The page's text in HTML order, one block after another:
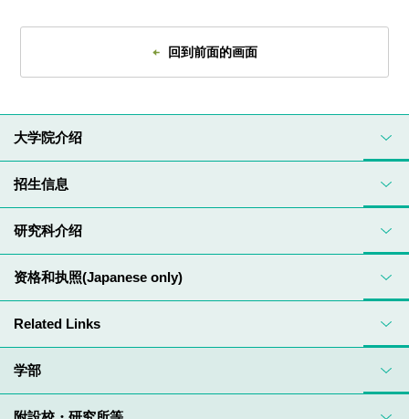
回到前面的画面
学部
大学院介绍
招生信息
研究科介绍
资格和执照(Japanese only)
Related Links